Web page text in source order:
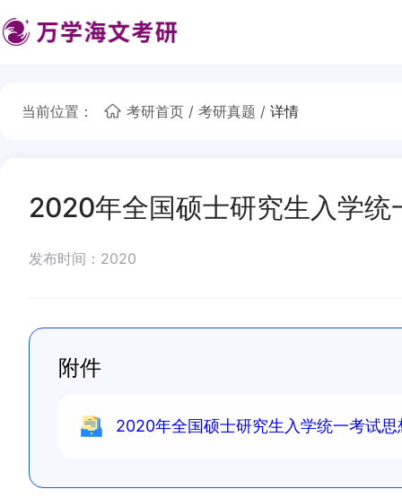
当前位置： 考研首页 / 考研真题 / 详情
2020年全国硕士研究生入学
发布时间：2020
附件
2020年全国硕士研究生入学统一考试